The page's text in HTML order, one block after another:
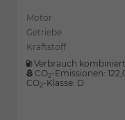
Motor
Getriebe
Kraftstoff
Verbrauch
CO2-Emissionen:
CO2-Klasse: D